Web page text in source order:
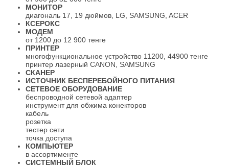
МОНИТОР
диагональ 17, 19 дюймов, LG, SAMSUNG, ACER
КСЕРОКС
МОДЕМ
от 1200 до 12 900 тенге
ПРИНТЕР
многофункциональное устройство 11200, 44900 тенге
принтер лазерный CANON, SAMSUNG
СКАНЕР
ИСТОЧНИК БЕСПЕРЕБОЙНОГО ПИТАНИЯ
СЕТЕВОЕ ОБОРУДОВАНИЕ
беспроводной сетевой адаптер
инструмент для обжима конекторов
кабель
розетка
тестер сети
точка доступа
КОМПЬЮТЕР
в ассортименте
СИСТЕМНЫЙ БЛОК